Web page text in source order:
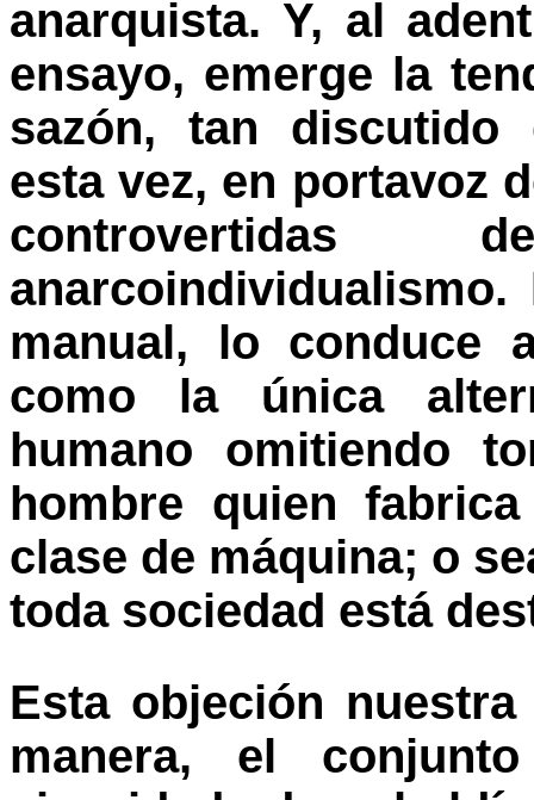
anarquista. Y, al
ensayo, emerge la
sazón, tan discutido
esta vez, en portavoz
controvertidas
manual, lo conduce
como la única
humano omitiendo
hombre quien
clase de máquina; o
toda sociedad está
Esta objeción
manera, el